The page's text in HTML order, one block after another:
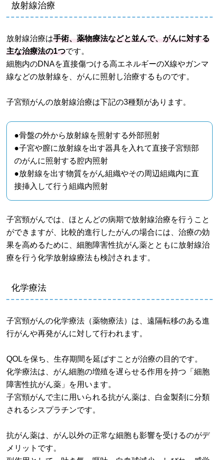
放射線治療
放射線治療は手術、薬物療法などと並んで、がんに対する
主な治療法の1つです。
細胞内のDNAを直接傷つける高エネルギーのX線やガンマ
線などの放射線を、がんに照射し治療するものです。
子宮頸がんの放射線治療は下記の3種類があります。
●骨盤の外から放射線を照射する外部照射
●子宮や膣に放射線を出す器具を入れて直接子宮頸部
のがんに照射する腔内照射
●放射線を出す物質をがん組織やその周辺組織内に直
接挿入して行う組織内照射
子宮頸がんでは、ほとんどの病期で放射線治療を行うこと
ができますが、比較的進行したがんの場合には、治療の効
果を高めるために、細胞障害性抗がん薬とともに放射線治
療を行う化学放射線療法も検討されます。
化学療法
子宮頸がんの化学療法（薬物療法）は、遠隔転移のある進
行がんや再発がんに対して行われます。
QOLを保ち、生存期間を延ばすことが治療の目的です。
化学療法は、がん細胞の増殖を遅らせる作用を持つ「細胞
障害性抗がん薬」を用います。
子宮頸がんで主に用いられる抗がん薬は、白金製剤に分類
されるシスプラチンです。
抗がん薬は、がん以外の正常な細胞も影響を受けるのがデ
メリットです。